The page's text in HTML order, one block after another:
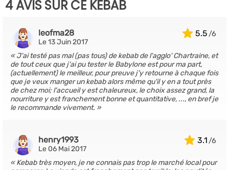
4 AVIS SUR CE KEBAB
5.5
leofma28
Le 13 Juin 2017
J'ai testé pas mal (pas tous) de kebab de l'agglo' Chartraine, et
de tout ceux que j'ai pu tester le Babylone est pour ma part,
(actuellement) le meilleur, pour preuve j'y retourne à chaque fois
que je veux manger un kebab alors même qu'il y en a tout près
de chez moi; l'accueil y est chaleureux, le choix assez grand, la
nourriture y est franchement bonne et quantitative, ..., en bref je
le recommande vivement.
3.1
henry1993
Le 06 Mai 2017
Kebab très moyen, je ne connais pas trop le marché local pour